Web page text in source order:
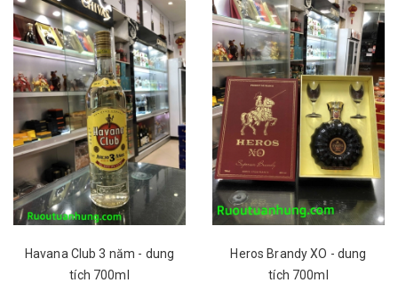
Havana Club 3 năm - dung
tích 700ml
Heros Brandy XO - dung
tích 700ml